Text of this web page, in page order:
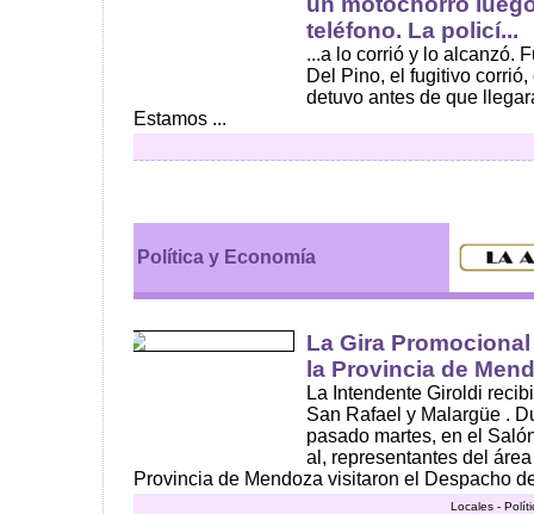
teléfono. La policí...
...a lo corrió y lo alcanzó.
Del Pino, el fugitivo
detuvo antes de que
Estamos ...
Política y Economía
La Gira
la Provincia de
La Intendente Giroldi
San Rafael y Malargüe .
pasado martes, en el
al, representantes del
Provincia de Mendoza visitaron el Despacho
Locales -